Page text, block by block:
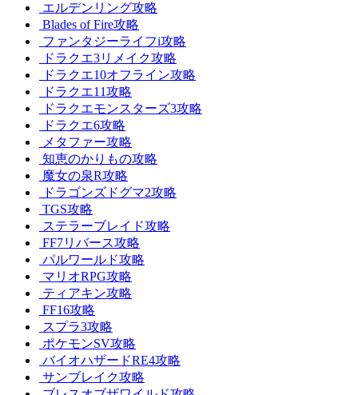
エルデンリング攻略
Blades of Fire攻略
ファンタジーライフi攻略
ドラクエ3リメイク攻略
ドラクエ10オフライン攻略
ドラクエ11攻略
ドラクエモンスターズ3攻略
ドラクエ6攻略
メタファー攻略
知恵のかりもの攻略
魔女の泉R攻略
ドラゴンズドグマ2攻略
TGS攻略
ステラーブレイド攻略
FF7リバース攻略
パルワールド攻略
マリオRPG攻略
ティアキン攻略
FF16攻略
スプラ3攻略
ポケモンSV攻略
バイオハザードRE4攻略
サンブレイク攻略